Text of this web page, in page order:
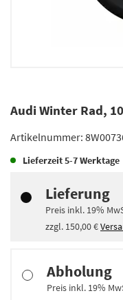
Audi Winter Rad,
Artikelnummer:
Lieferzeit5-7 Werktage
Lieferung
Preis inkl. 19%
zzgl. 150,00 €
Abholung
Preis inkl. 19%